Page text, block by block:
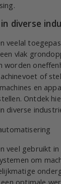
diverse
veelal
vlak
worden
of
en
Ontdek
diverse
veel gebruikt
om